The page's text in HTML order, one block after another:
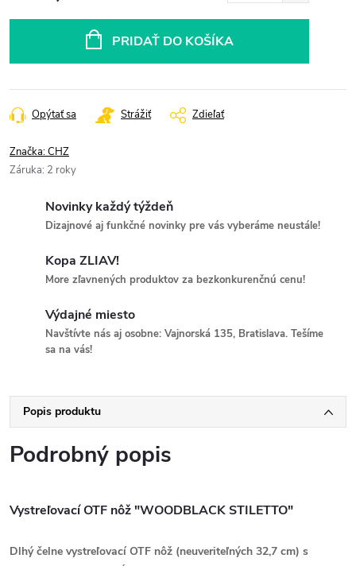
PRIDAŤ DO KOŠÍKA
Opýtať sa Strážiť Zdieľať
Značka:CHZ
Záruka: 2 roky
Novinky každý týždeň
Dizajnové aj funkčné novinky pre vás vyberáme neustále!
Kopa ZLIAV!
More zľavnených produktov za bezkonkurenčnú cenu!
Výdajné miesto
Navštívte nás aj osobne: Vajnorská 135, Bratislava. Tešíme
sa na vás!
Popis produktu
Podrobný popis
Vystreľovací OTF nôž "WOODBLACK STILETTO"
Dlhý čelne vystreľovací OTF nôž (neuveriteľných 32,7 cm) s